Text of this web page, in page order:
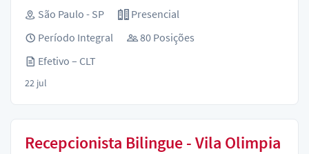
São Paulo - SP
Presencial
Período Integral
80 Posições
Efetivo – CLT
22 jul
Recepcionista Bilingue - Vila Olimpia